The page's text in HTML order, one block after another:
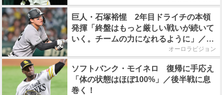
巨人・石塚裕惺 2年目ドライチの本領
発揮「終盤はもっと厳しい戦いが続いて
いく。チームの力になれるように」／後
オーロラビジョン
ソフトバンク・モイネロ 復帰に手応え
「体の状態はほぼ100%」／後半戦に息
巻く！